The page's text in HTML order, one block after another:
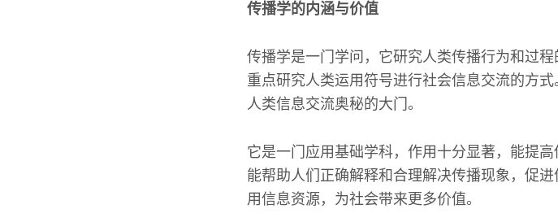
传播学的内涵与价值
传播学是一门学问，它研究人类传播行为和过
重点研究人类运用符号进行社会信息交流的方
人类信息交流奥秘的大门。
它是一门应用基础学科，作用十分显著，能提
能帮助人们正确解释和合理解决传播现象，促
用信息资源，为社会带来更多价值。